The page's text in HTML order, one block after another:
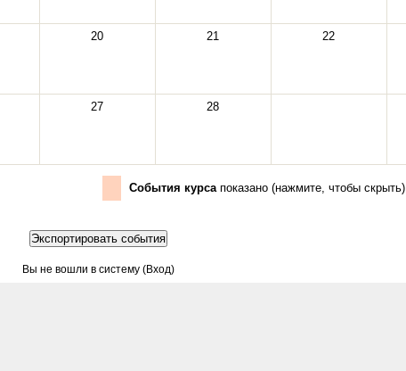
20 21 22
27 28
События курсапоказано (нажмите, чтобы скрыть)
Вы не вошли в систему (Вход)